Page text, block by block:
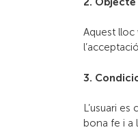
Aquest lloc
3.
L’usuari
bona fe i a